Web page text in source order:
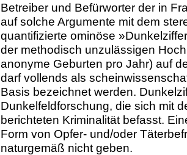
Betreiber und Befürworter der in
auf solche Argumente mit dem
quantifizierte ominöse
der methodisch unzulässigen
anonyme Geburten pro Jahr) auf
darf vollends als
Basis bezeichnet werden.
Dunkelfeldforschung, die sich mit
berichteten Kriminalität befasst.
Form von Opfer- und/oder
naturgemäß nicht geben.